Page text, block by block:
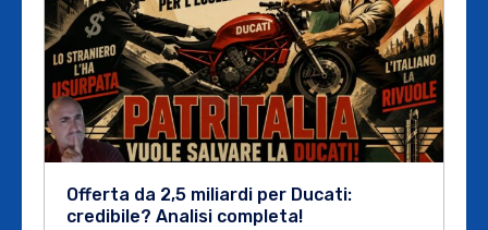
Offerta da 2,5 miliardi per Ducati:
credibile? Analisi completa!